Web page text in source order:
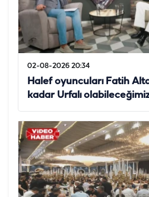
02-08-2026 20:34
Halef oyuncuları Fatih
kadar Urfalı